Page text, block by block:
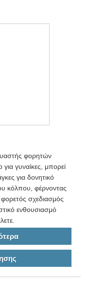
φορητών
γυναίκες, μπορεί
για δονητικό
κόλπου, φέρνοντας
σχεδιασμός
ενθουσιασμό